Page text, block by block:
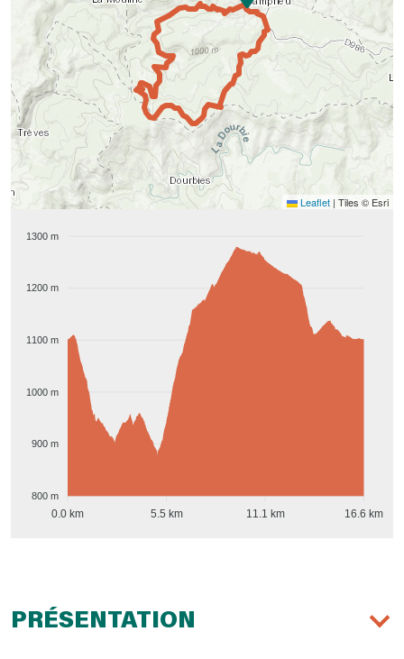
Leaflet | Tiles © Esri
1300 m
1200 m
1100 m
1000 m
900 m
800 m
0.0 km 5.5 km 11.1 km 16.6 km
PRÉSENTATION